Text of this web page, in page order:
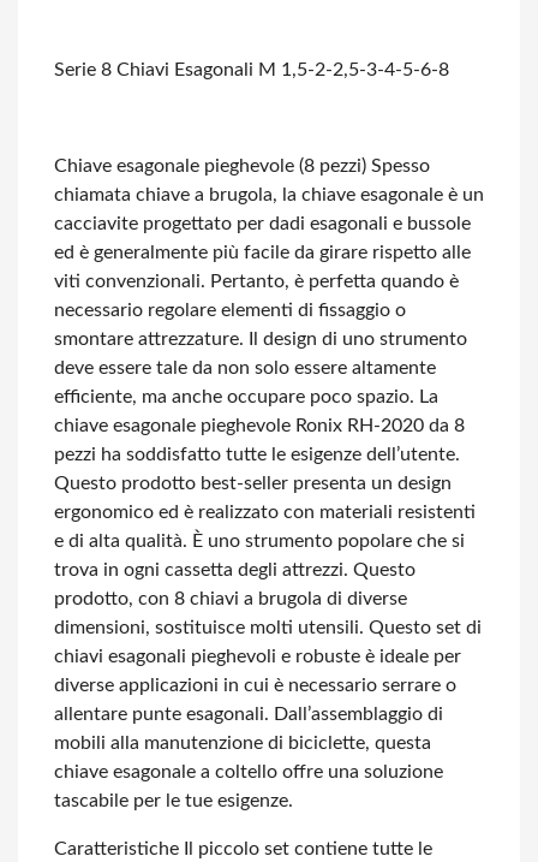
Serie 8 Chiavi Esagonali M 1,5-2-2,5-3-4-5-6-8
Chiave esagonale pieghevole (8 pezzi) Spesso
chiamata chiave a brugola, la chiave esagonale è un
cacciavite progettato per dadi esagonali e bussole
ed è generalmente più facile da girare rispetto alle
viti convenzionali. Pertanto, è perfetta quando è
necessario regolare elementi di fissaggio o
smontare attrezzature. Il design di uno strumento
deve essere tale da non solo essere altamente
efficiente, ma anche occupare poco spazio. La
chiave esagonale pieghevole Ronix RH-2020 da 8
pezzi ha soddisfatto tutte le esigenze dell’utente.
Questo prodotto best-seller presenta un design
ergonomico ed è realizzato con materiali resistenti
e di alta qualità. È uno strumento popolare che si
trova in ogni cassetta degli attrezzi. Questo
prodotto, con 8 chiavi a brugola di diverse
dimensioni, sostituisce molti utensili. Questo set di
chiavi esagonali pieghevoli e robuste è ideale per
diverse applicazioni in cui è necessario serrare o
allentare punte esagonali. Dall’assemblaggio di
mobili alla manutenzione di biciclette, questa
chiave esagonale a coltello offre una soluzione
tascabile per le tue esigenze.
Caratteristiche Il piccolo set contiene tutte le